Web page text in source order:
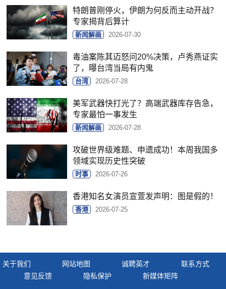
特朗普刚停火，伊朗为何反而主动开战？
专家揭背后算计
新闻解画 2026-07-30
毒油案陈其迈怒问20%决策，卢秀燕证实
了，曝台湾当局有内鬼
台湾 2026-07-28
美军武器快打光了？高端武器库存告急，
专家最怕一事发生
新闻解画 2026-07-28
攻破世界级难题、申遗成功！本周我国多
领域实现历史性突破
时事 2026-07-26
香港知名女演员宣萱发声明：图是假的！
香港 2026-07-25
关于我们 网站地图 诚聘英才
联系方式
意见反馈
隐私保护 新媒体矩阵